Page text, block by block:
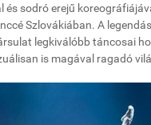
és sodró erejű
Szlovákiában. A
legkiválóbb táncosai
is magával ragadó